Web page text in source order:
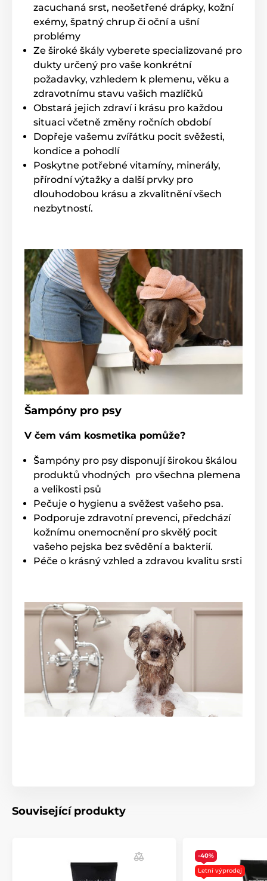
zacuchaná srst, neošetřené drápky, kožní
exémy, špatný chrup či oční a ušní
problémy
Ze široké škály vyberete specializované pro
dukty určený pro vaše konkrétní
požadavky, vzhledem k plemenu, věku a
zdravotnímu stavu vašich mazlíčků
Obstará jejich zdraví i krásu pro každou
situaci včetně změny ročních období
Dopřeje vašemu zvířátku pocit svěžesti,
kondice a pohodlí
Poskytne potřebné vitamíny, minerály,
přírodní výtažky a další prvky pro
dlouhodobou krásu a zkvalitnění všech
nezbytností.
Šampóny pro psy
V čem vám kosmetika pomůže?
Šampóny pro psy disponují širokou škálou
produktů vhodných pro všechna plemena
a velikosti psů
Pečuje o hygienu a svěžest vašeho psa.
Podporuje zdravotní prevenci, předchází
kožnímu onemocnění pro skvělý pocit
vašeho pejska bez svědění a bakterií.
Péče o krásný vzhled a zdravou kvalitu srsti
Související produkty
-40%
Letní výprodej